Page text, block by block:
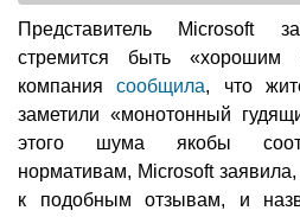
Представитель Microsoft
стремится быть «хорошим
компаниясообщила, что
заметили «монотонный
этого шума якобы
нормативам, Microsoft заявила,
к подобным отзывам, и